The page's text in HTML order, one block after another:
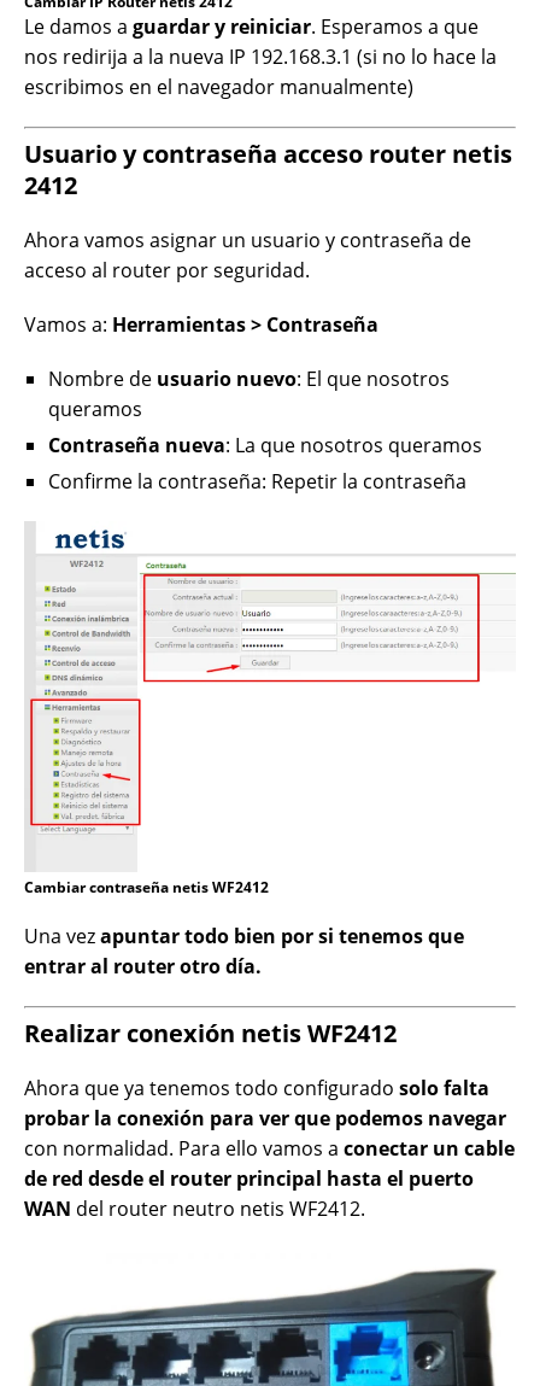
Le damos a guardar y reiniciar. Esperamos a que
nos redirija a la nueva IP 192.168.3.1 (si no lo hace la
escribimos en el navegador manualmente)
Usuario y contraseña acceso router netis
2412
Ahora vamos asignar un usuario y contraseña de
acceso al router por seguridad.
Vamos a: Herramientas > Contraseña
Nombre de usuario nuevo: El que nosotros
queramos
Contraseña nueva: La que nosotros queramos
Confirme la contraseña: Repetir la contraseña
Cambiar contraseña netis WF2412
Una vezapuntar todo bien por si tenemos que
entrar al router otro día.
Realizar conexión netis WF2412
Ahora que ya tenemos todo configurado solo falta
probar la conexión para ver que podemos navegar
con normalidad. Para ello vamos a conectar un cable
de red desde el router principal hasta el puerto
WAN del router neutro netis WF2412.